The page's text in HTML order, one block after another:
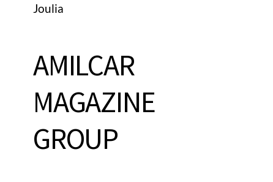
Joulia
AMILCAR
MAGAZINE
GROUP